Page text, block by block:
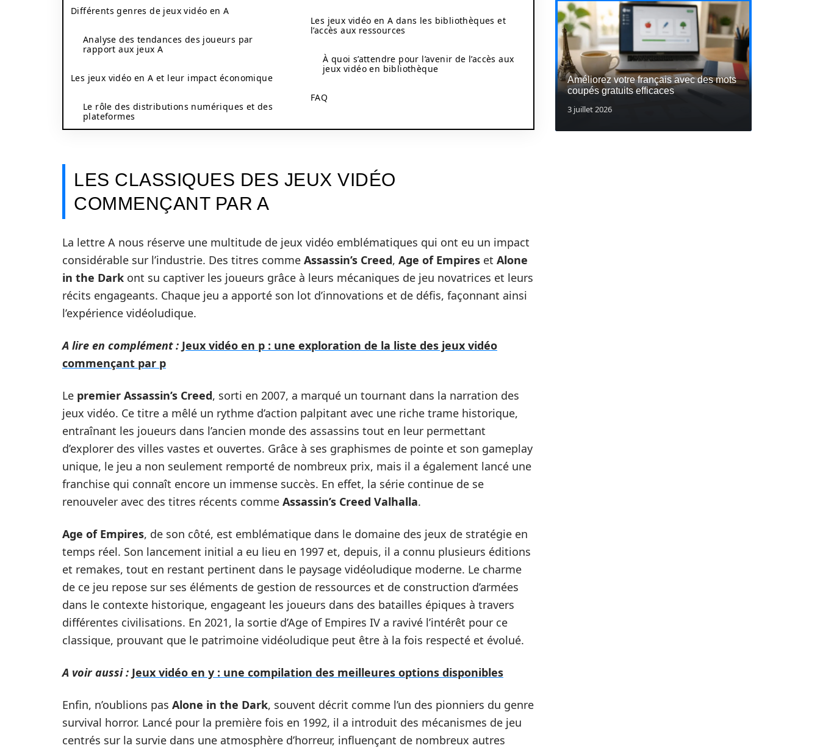
Différents genres de jeux vidéo en A
Analyse des tendances des joueurs par
rapport aux jeux A
Les jeux vidéo en A et leur impact économique
Le rôle des distributions numériques et des
plateformes
Les jeux vidéo en A dans les bibliothèques et
l’accès aux ressources
À quoi s’attendre pour l’avenir de l’accès aux
jeux vidéo en bibliothèque
FAQ
LES CLASSIQUES DES JEUX VIDÉO
COMMENÇANT PAR A
La lettre A nous réserve une multitude de jeux vidéo emblématiques qui ont eu un impact
considérable sur l’industrie. Des titres comme Assassin’s Creed, Age of Empires et Alone
in the Dark ont su captiver les joueurs grâce à leurs mécaniques de jeu novatrices et leurs
récits engageants. Chaque jeu a apporté son lot d’innovations et de défis, façonnant ainsi
l’expérience vidéoludique.
A lire en complément : Jeux vidéo en p : une exploration de la liste des jeux vidéo
commençant par p
Le premier Assassin’s Creed, sorti en 2007, a marqué un tournant dans la narration des
jeux vidéo. Ce titre a mêlé un rythme d’action palpitant avec une riche trame historique,
entraînant les joueurs dans l’ancien monde des assassins tout en leur permettant
d’explorer des villes vastes et ouvertes. Grâce à ses graphismes de pointe et son gameplay
unique, le jeu a non seulement remporté de nombreux prix, mais il a également lancé une
franchise qui connaît encore un immense succès. En effet, la série continue de se
renouveler avec des titres récents comme Assassin’s Creed Valhalla.
Age of Empires, de son côté, est emblématique dans le domaine des jeux de stratégie en
temps réel. Son lancement initial a eu lieu en 1997 et, depuis, il a connu plusieurs éditions
et remakes, tout en restant pertinent dans le paysage vidéoludique moderne. Le charme
de ce jeu repose sur ses éléments de gestion de ressources et de construction d’armées
dans le contexte historique, engageant les joueurs dans des batailles épiques à travers
différentes civilisations. En 2021, la sortie d’Age of Empires IV a ravivé l’intérêt pour ce
classique, prouvant que le patrimoine vidéoludique peut être à la fois respecté et évolué.
A voir aussi : Jeux vidéo en y : une compilation des meilleures options disponibles
Enfin, n’oublions pas Alone in the Dark, souvent décrit comme l’un des pionniers du genre
survival horror. Lancé pour la première fois en 1992, il a introduit des mécanismes de jeu
centrés sur la survie dans une atmosphère d’horreur, influençant de nombreux autres
Améliorez votre français avec des mots
coupés gratuits efficaces
3 juillet 2026